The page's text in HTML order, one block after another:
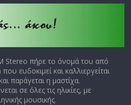
Stereo πήρε το όνομά του από
ευδοκιμεί και καλλιεργείται
παράγεται η μαστίχα.
σε όλες τις ηλικίες, με
μουσικής.